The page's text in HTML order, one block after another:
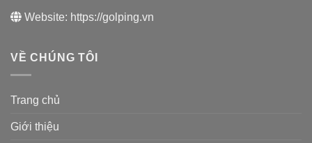
Website: https://golping.vn
VỀ CHÚNG TÔI
Trang chủ
Giới thiệu